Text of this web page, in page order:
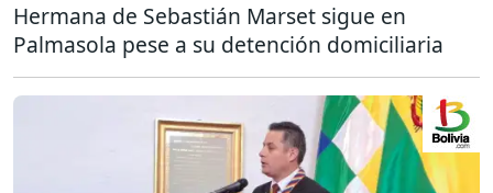
Hermana de Sebastián Marset sigue en
Palmasola pese a su detención domiciliaria